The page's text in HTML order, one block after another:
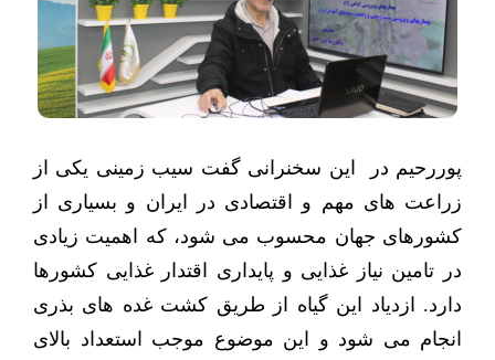
پوررحیم در این سخنرانی گفت سیب زمینی یکی از
زراعت های مهم و اقتصادی در ایران و بسیاری از
کشورهای جهان محسوب می شود، که اهمیت زیادی
در تامین نیاز غذایی و پایداری اقتدار غذایی کشورها
دارد. ازدیاد این گیاه از طریق کشت غده­ های بذری
انجام می شود و این موضوع موجب استعداد بالای